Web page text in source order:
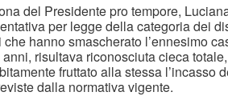
del Presidente pro tempore,
per legge della categoria dei
hanno smascherato l’ennesimo
risultava riconosciuta cieca
fruttato alla stessa l’incasso
dalla normativa vigente.